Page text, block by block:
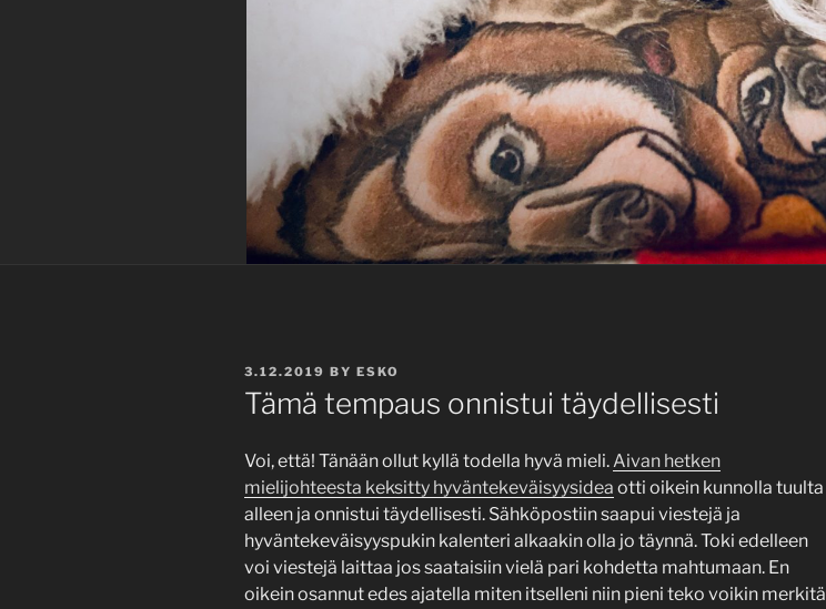
POSTED
ON
3.12.2019 BY ESKO
Tämä tempaus onnistui täydellisesti
Voi, että! Tänään ollut kyllä todella hyvä mieli.Aivan hetken
mielijohteesta keksitty hyväntekeväisyysidea otti oikein kunnolla tuulta
alleen ja onnistui täydellisesti. Sähköpostiin saapui viestejä ja
hyväntekeväisyyspukin kalenteri alkaakin olla jo täynnä. Toki edelleen
voi viestejä laittaa jos saataisiin vielä pari kohdetta mahtumaan. En
oikein osannut edes ajatella miten itselleni niin pieni teko voikin merkitä